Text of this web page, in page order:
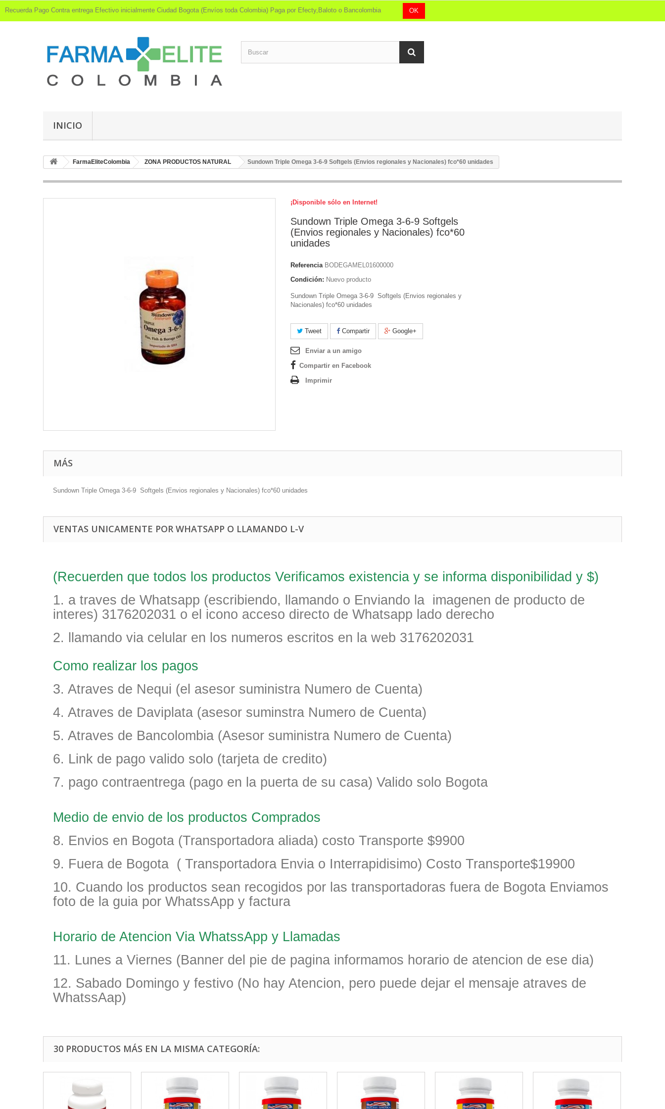
INICIO
FarmaEliteColombia ZONA PRODUCTOS NATURAL Sundown Triple Omega 3-6-9 Softgels (Envios regionales y Nacionales) fco*60 unidades
¡Disponible sólo en Internet!
Sundown Triple Omega 3-6-9 Softgels
(Envios regionales y Nacionales) fco*60
unidades
Referencia BODEGAMEL01600000
Condición: Nuevo producto
Sundown Triple Omega 3-6-9 Softgels (Envios regionales y
Nacionales) fco*60 unidades
Tweet Compartir Google+
Enviar a un amigo
Compartir en Facebook
Imprimir
MÁS
Sundown Triple Omega 3-6-9 Softgels (Envios regionales y Nacionales) fco*60 unidades
VENTAS UNICAMENTE POR WHATSAPP O LLAMANDO L-V
(Recuerden que todos los productos Verificamos existencia y se informa disponibilidad y $)
1. a traves de Whatsapp (escribiendo, llamando o Enviando la imagenen de producto de
interes) 3176202031 o el icono acceso directo de Whatsapp lado derecho
2. llamando via celular en los numeros escritos en la web 3176202031
Como realizar los pagos
3. Atraves de Nequi (el asesor suministra Numero de Cuenta)
4. Atraves de Daviplata (asesor suminstra Numero de Cuenta)
5. Atraves de Bancolombia (Asesor suministra Numero de Cuenta)
6. Link de pago valido solo (tarjeta de credito)
7. pago contraentrega (pago en la puerta de su casa) Valido solo Bogota
Medio de envio de los productos Comprados
8. Envios en Bogota (Transportadora aliada) costo Transporte $9900
9. Fuera de Bogota ( Transportadora Envia o Interrapidisimo) Costo Transporte$19900
10. Cuando los productos sean recogidos por las transportadoras fuera de Bogota Enviamos
foto de la guia por WhatssApp y factura
Horario de Atencion Via WhatssApp y Llamadas
11. Lunes a Viernes (Banner del pie de pagina informamos horario de atencion de ese dia)
12. Sabado Domingo y festivo (No hay Atencion, pero puede dejar el mensaje atraves de
WhatssAap)
30 PRODUCTOS MÁS EN LA MISMA CATEGORÍA:
Recuerda Pago Contra entrega Efectivo inicialmente Ciudad Bogota (Envíos toda Colombia) Paga por Efecty,Baloto o Bancolombia OK